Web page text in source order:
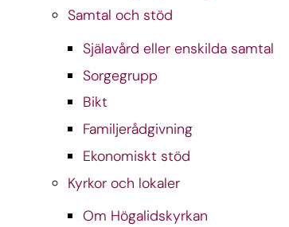
Samtal och stöd
Själavård eller enskilda samtal
Sorgegrupp
Bikt
Familjerådgivning
Ekonomiskt stöd
Kyrkor och lokaler
Om Högalidskyrkan